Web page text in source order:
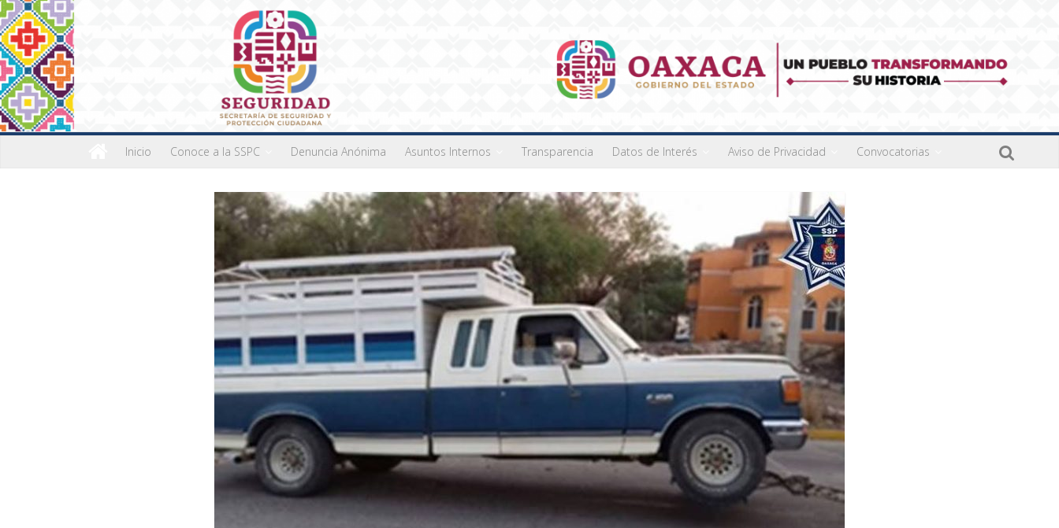
Inicio Conoce a la SSPC Denuncia Anónima Asuntos Internos Transparencia Datos de Interés Aviso de Privacidad Convocatorias